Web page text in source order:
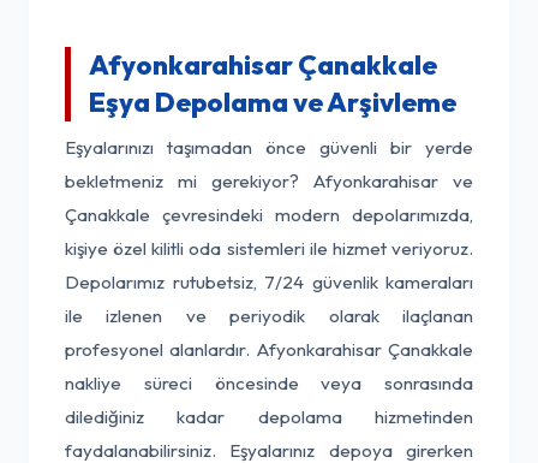
Afyonkarahisar Çanakkale
Eşya Depolama ve Arşivleme
Eşyalarınızı taşımadan önce güvenli bir yerde
bekletmeniz mi gerekiyor? Afyonkarahisar ve
Çanakkale çevresindeki modern depolarımızda,
kişiye özel kilitli oda sistemleri ile hizmet veriyoruz.
Depolarımız rutubetsiz, 7/24 güvenlik kameraları
ile izlenen ve periyodik olarak ilaçlanan
profesyonel alanlardır. Afyonkarahisar Çanakkale
nakliye süreci öncesinde veya sonrasında
dilediğiniz kadar depolama hizmetinden
faydalanabilirsiniz. Eşyalarınız depoya girerken